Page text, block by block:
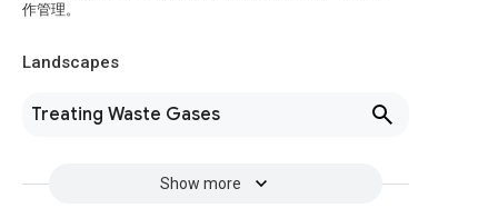
作管理。
Landscapes
Treating Waste Gases
Show more